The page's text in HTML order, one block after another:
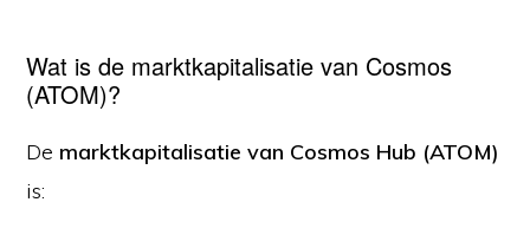
Wat is de marktkapitalisatie van Cosmos
(ATOM)?
De marktkapitalisatie van Cosmos Hub (ATOM)
is: